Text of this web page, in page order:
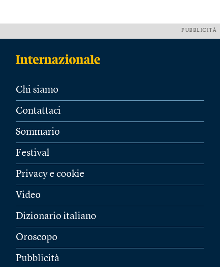
PUBBLICITÀ
Chi siamo
Contattaci
Sommario
Festival
Privacy e cookie
Video
Dizionario italiano
Oroscopo
Pubblicità